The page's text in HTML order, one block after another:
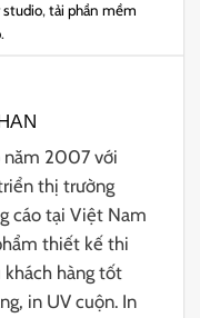
studio, tải phần mềm
.
năm 2007 với
thị trường
cáo tại Việt Nam
thiết kế thi
khách hàng tốt
in UV cuộn. In